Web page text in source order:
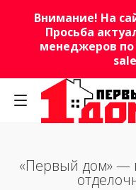
Внимание! На
Просьба
менеджеров
«Первый дом» —